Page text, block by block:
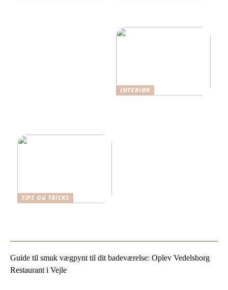
INTERIØR
TIPS OG TRICKS
Guide til smuk vægpynt til dit badeværelse: Oplev Vedelsborg
Restaurant i Vejle